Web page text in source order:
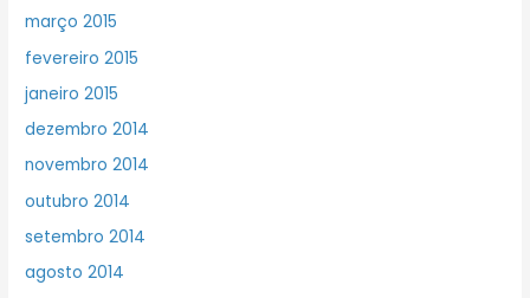
março 2015
fevereiro 2015
janeiro 2015
dezembro 2014
novembro 2014
outubro 2014
setembro 2014
agosto 2014